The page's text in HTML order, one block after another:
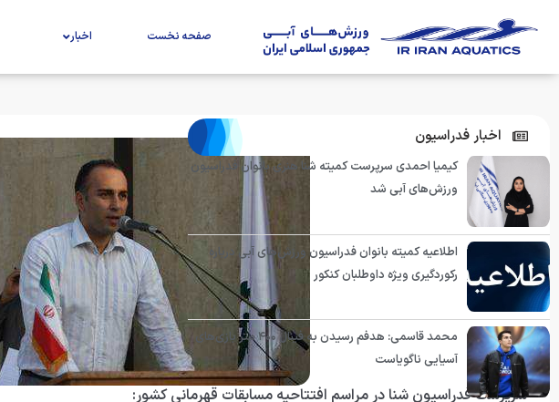
صفحه نخست اخبار
سرپرست فدراسیون شنا در مراسم افتتاحیه مسابقات قهرمانی كشور:
اخبار فدراسیون
کیمیا احمدی سرپرست کمیته شنا هنری بانوان فدراسیون
ورزش‌های آبی شد
اطلاعیه کمیته بانوان فدراسیون ورزش‌های آبی درباره
رکوردگیری ویژه داوطلبان کنکور
محمد قاسمی: هدفم رسیدن به فینال ۴۰۰ متر بازی‌های
آسیایی ناگویاست